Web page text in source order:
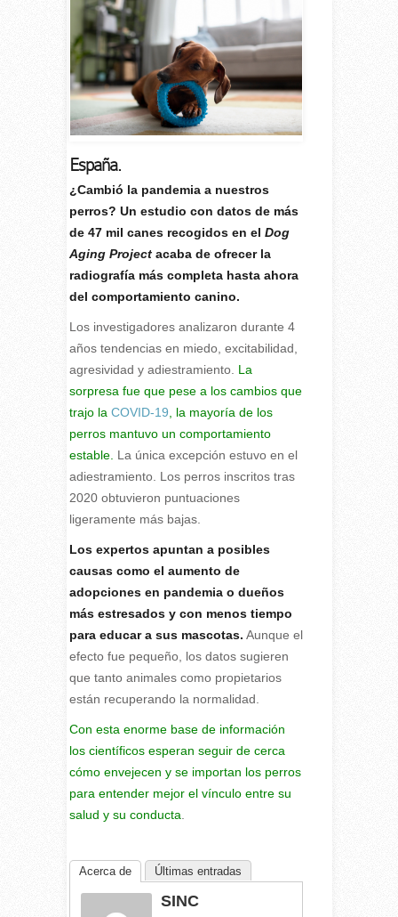
España.
¿Cambió la pandemia a nuestros
perros? Un estudio con datos de más
de 47 mil canes recogidos en el Dog
Aging Project acaba de ofrecer la
radiografía más completa hasta ahora
del comportamiento canino.
Los investigadores analizaron durante 4
años tendencias en miedo, excitabilidad,
agresividad y adiestramiento. La
sorpresa fue que pese a los cambios que
trajo la COVID-19 , la mayoría de los
perros mantuvo un comportamiento
estable. La única excepción estuvo en el
adiestramiento. Los perros inscritos tras
2020 obtuvieron puntuaciones
ligeramente más bajas.
Los expertos apuntan a posibles
causas como el aumento de
adopciones en pandemia o dueños
más estresados y con menos tiempo
para educar a sus mascotas. Aunque el
efecto fue pequeño, los datos sugieren
que tanto animales como propietarios
están recuperando la normalidad.
Con esta enorme base de información
los científicos esperan seguir de cerca
cómo envejecen y se importan los perros
para entender mejor el vínculo entre su
salud y su conducta
Acerca de Últimas entradas
SINC